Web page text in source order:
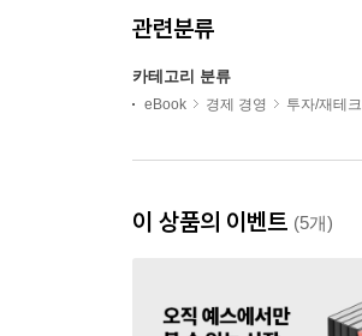
관련분류
카테고리 분류
eBook 경제 경영 투자/재테크
이 상품의 이벤트 (5개)